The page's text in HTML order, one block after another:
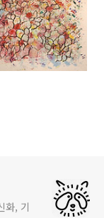
화, 기